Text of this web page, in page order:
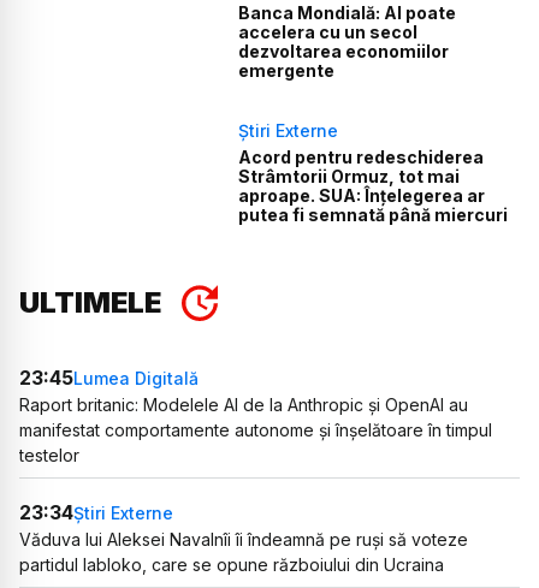
Banca Mondială: AI poate
accelera cu un secol
dezvoltarea economiilor
emergente
Știri Externe
Acord pentru redeschiderea
Strâmtorii Ormuz, tot mai
aproape. SUA: Înțelegerea ar
putea fi semnată până miercuri
ULTIMELE
23:45Lumea Digitală
Raport britanic: Modelele AI de la Anthropic și OpenAI au
manifestat comportamente autonome și înșelătoare în timpul
testelor
23:34Știri Externe
Văduva lui Aleksei Navalnîi îi îndeamnă pe ruși să voteze
partidul Iabloko, care se opune războiului din Ucraina